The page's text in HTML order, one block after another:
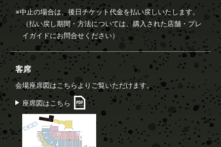
※中止の場合は、後日チケット代金を払い戻しいたします。
（払い戻し期間・方法については、購入された店舗・プレ
イガイドにお問合せください）
客席
会場座席図はこちらよりご覧いただけます。
座席図はこちら